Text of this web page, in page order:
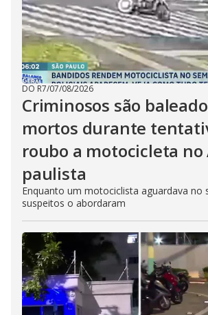
DO R7/07/08/2026
Criminosos são
mortos durante
roubo a motocicleta no
paulista
Enquanto um motociclista aguardava no
suspeitos o abordaram